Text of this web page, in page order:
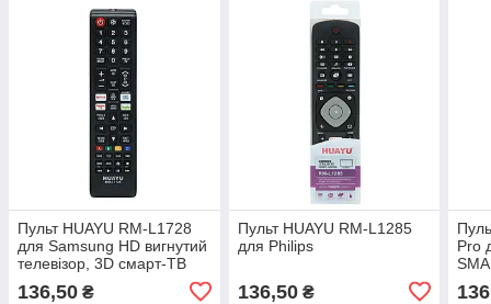
Пульт HUAYU RM-L1728
для Samsung HD вигнутий
телевізор, 3D смарт-ТВ
136,50 ₴
Пульт HUAYU RM-L1285
для Philips
136,50₴
Pro